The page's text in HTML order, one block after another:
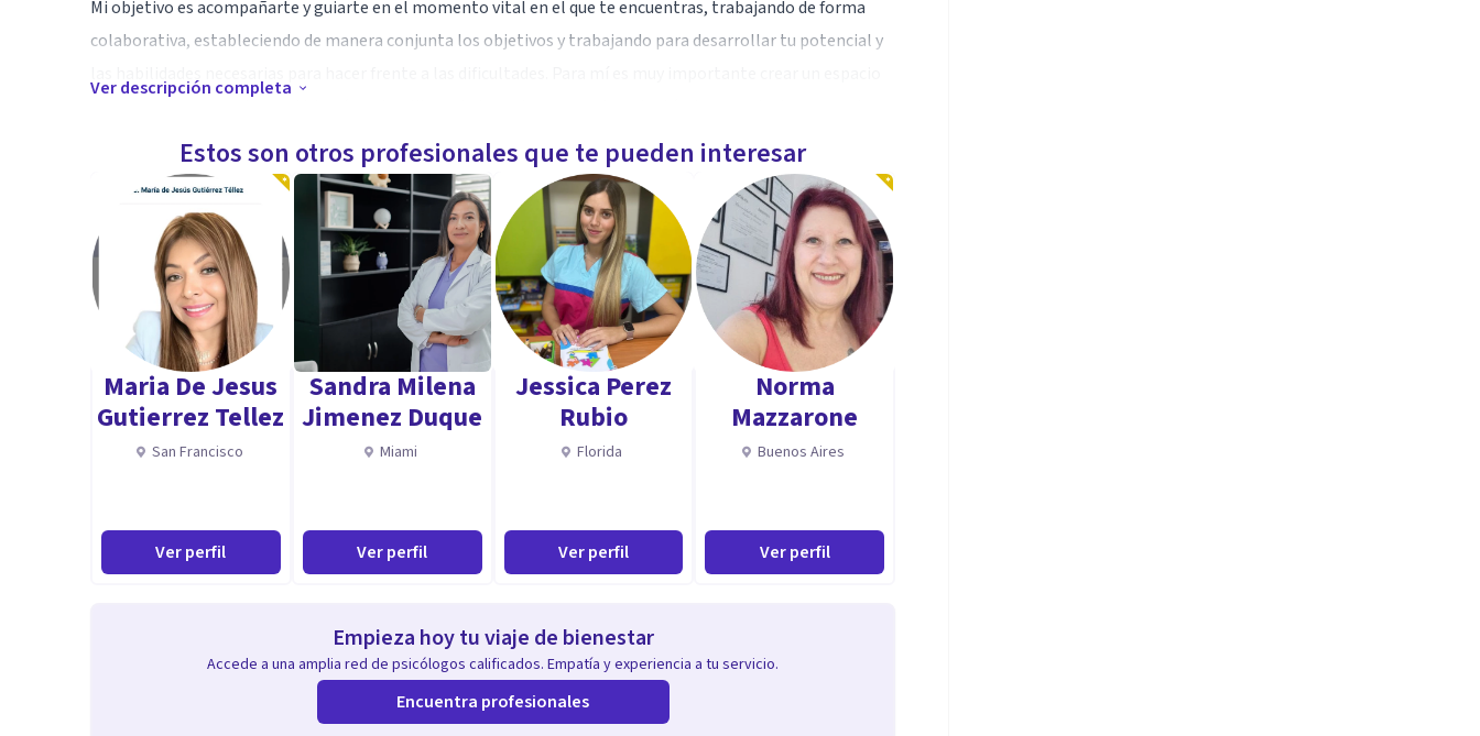
Mi objetivo es acompañarte y guiarte en el momento vital en el que te encuentras, trabajando de forma
colaborativa, estableciendo de manera conjunta los objetivos y trabajando para desarrollar tu potencial y
tus circunstancias y tus ritmos.
Actualmente ofrezco sesiones online, con una primera sesión de 30 minutos gratuita para que valores si
sientes que te gustaría empezar un proceso terapéutico conmigo. En esta sesión podrás contarme tu
situación, te explicaré mi modelo de trabajo y podrás valorar si soy la profesional adecuada para ti en este
momento.
En caso de que así lo decidas, podremos agendar una segunda sesión.
Trabajo desde un enfoque integrador, con base cognitiva-conductual, adaptando las técnicas y
herramientas a cada persona y a cada dificultad a trabajar.
Ver descripción completa
Estos son otros profesionales que te pueden interesar
Maria De Jesus
Gutierrez Tellez
San Francisco
Ver perfil
Sandra Milena
Jimenez Duque
Miami
Ver perfil
Jessica Perez
Rubio
Florida
Ver perfil
Norma
Mazzarone
Buenos Aires
Ver perfil
Empieza hoy tu viaje de bienestar
Accede a una amplia red de psicólogos calificados. Empatía y experiencia a tu servicio.
Encuentra profesionales